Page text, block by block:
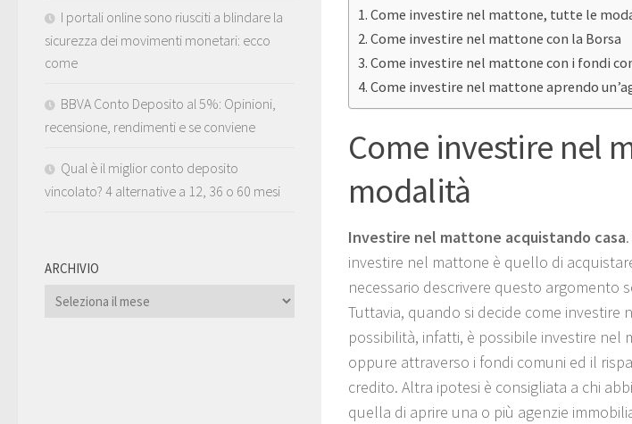
Come investire nel mattone, tutte le
Come investire nel mattone con la Borsa
Come investire nel mattone con i fondi
Come investire nel mattone aprendo
Come investire nel
modalità
Investire nel mattone acquistando casa
investire nel mattone è quello di
necessario descrivere questo argomento
Tuttavia, quando si decide come
possibilità, infatti, è possibile investire nel
oppure attraverso i fondi comuni ed il
credito. Altra ipotesi è consigliata a chi
quella di aprire una o più agenzie
I portali online sono riusciti a blindare la
sicurezza dei movimenti monetari: ecco
come
BBVA Conto Deposito al 5%: Opinioni,
recensione, rendimenti e se conviene
Qual è il miglior conto deposito
vincolato? 4 alternative a 12, 36 o 60 mesi
ARCHIVIO
ARCHIVIO